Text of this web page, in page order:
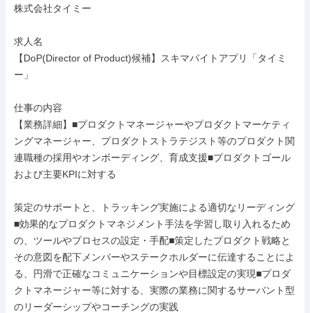
株式会社タイミー
求人名
【DoP(Director of Product)候補】スキマバイトアプリ「タイミ
ー」
仕事の内容
【業務詳細】■プロダクトマネージャーやプロダクトマーケティ
ングマネージャー、プロダクトストラテジスト等のプロダクト関
連職種の採用やオンボーディング、育成支援■プロダクトゴール
および主要KPIに対する
策定のサポートと、トラッキング実施による適切なリーディング
■効果的なプロダクトマネジメント手法を学習し取り入れるため
の、ツールやプロセスの設定・手配■策定したプロダクト戦略と
その意図を配下メンバーやステークホルダーに伝達することによ
る、円滑で正確なコミュニケーションや目標設定の実現■プロダ
クトマネージャー等に対する、実際の業務に関するサーバント型
のリーダーシップやコーチングの実践